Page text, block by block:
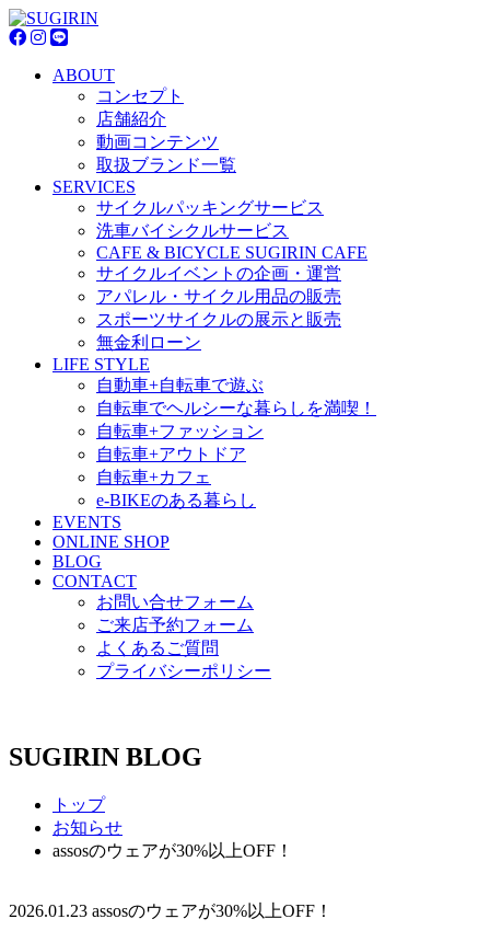
ABOUT
コンセプト
店舗紹介
動画コンテンツ
取扱ブランド一覧
SERVICES
サイクルパッキングサービス
洗車バイシクルサービス
CAFE & BICYCLE SUGIRIN CAFE
サイクルイベントの企画・運営
アパレル・サイクル用品の販売
スポーツサイクルの展示と販売
無金利ローン
LIFE STYLE
自動車+自転車で遊ぶ
自転車でヘルシーな暮らしを満喫！
自転車+ファッション
自転車+アウトドア
自転車+カフェ
e-BIKEのある暮らし
EVENTS
ONLINE SHOP
BLOG
CONTACT
お問い合せフォーム
ご来店予約フォーム
よくあるご質問
プライバシーポリシー
SUGIRIN BLOG
トップ
お知らせ
assosのウェアが30%以上OFF！
2026.01.23 assosのウェアが30%以上OFF！